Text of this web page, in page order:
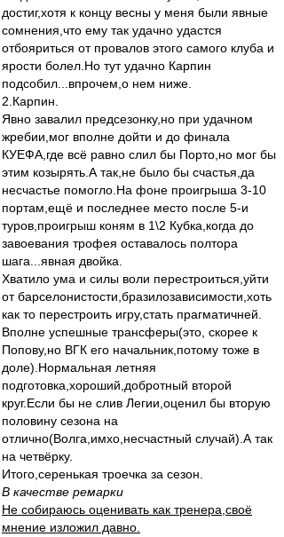
достиг,хотя к концу весны у меня были явные
сомнения,что ему так удачно удастся
отбояриться от провалов этого самого клуба и
ярости болел.Но тут удачно Карпин
подсобил...впрочем,о нем ниже.
2.Карпин.
Явно завалил предсезонку,но при удачном
жребии,мог вполне дойти и до финала
КУЕФА,где всё равно слил бы Порто,но мог бы
этим козырять.А так,не было бы счастья,да
несчастье помогло.На фоне проигрыша 3-10
портам,ещё и последнее место после 5-и
туров,проигрыш коням в 1\2 Кубка,когда до
завоевания трофея оставалось полтора
шага...явная двойка.
Хватило ума и силы воли перестроиться,уйти
от барселонистости,бразилозависимости,хоть
как то перестроить игру,стать прагматичней.
Вполне успешные трансферы(это, скорее к
Попову,но ВГК его начальник,потому тоже в
доле).Нормальная летняя
подготовка,хороший,добротный второй
круг.Если бы не слив Легии,оценил бы вторую
половину сезона на
отлично(Волга,имхо,несчастный случай).А так
на четвёрку.
Итого,серенькая троечка за сезон.
В качестве ремарки
Не собираюсь оценивать как тренера,своё
мнение изложил давно.